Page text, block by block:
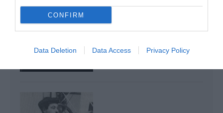
CONFIRM
Data Deletion Data Access Privacy Policy
LE 5 AOÛT 1908 DANS LE
DÉTRUIT PAR...